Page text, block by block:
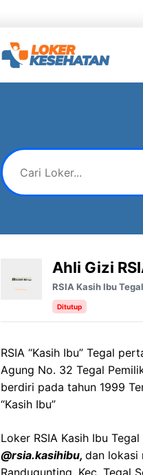
Ahli Gizi
RSIA Kasih Ibu Tegal
Ditutup
RSIA “Kasih Ibu” Tegal
Agung No. 32 Tegal
berdiri pada tahun 1999
“Kasih Ibu”
Loker RSIA Kasih Ibu
@rsia.kasihibu, dan lokasi
Randugunting, Kec. Tegal